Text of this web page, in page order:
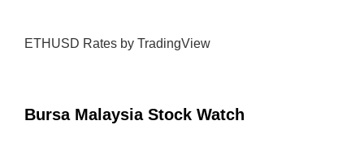
ETHUSD Rates by TradingView
Bursa Malaysia Stock Watch